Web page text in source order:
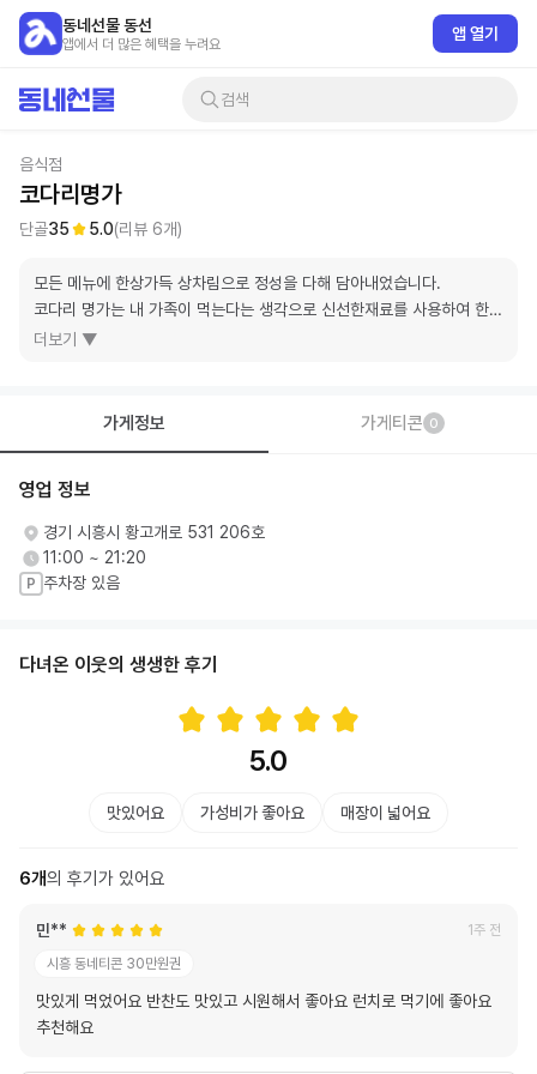
동네선물 동선
앱에서 더 많은 혜택을 누려요
앱 열기
검색
음식점
코다리명가
단골35 5.0(리뷰 6개)
모든 메뉴에 한상가득 상차림으로 정성을 다해 담아내었습니다.
코다리 명가는 내 가족이 먹는다는 생각으로 신선한재료를 사용하여 한결
같은 맛 을 추고하고 있습니다.
더보기 ▼
가게정보 가게티콘 0
영업 정보
경기 시흥시 황고개로 531 206호
11:00 ~ 21:20
P 주차장 있음
다녀온 이웃의 생생한 후기
5.0
맛있어요 가성비가 좋아요 매장이 넓어요
6개의 후기가 있어요
민**
1주 전
시흥 동네티콘 30만원권
맛있게 먹었어요 반찬도 맛있고 시원해서 좋아요 런치로 먹기에 좋아요
추천해요